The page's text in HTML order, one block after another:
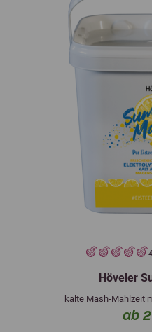
Höveler
kalte Mash-Mahlzeit
ab